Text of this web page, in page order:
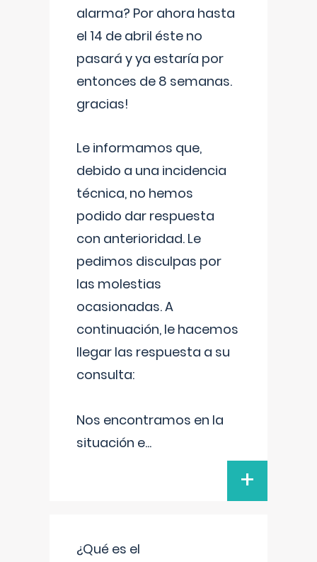
alarma? Por ahora hasta
el 14 de abril éste no
pasará y ya estaría por
entonces de 8 semanas.
gracias!
Le informamos que,
debido a una incidencia
técnica, no hemos
podido dar respuesta
con anterioridad. Le
pedimos disculpas por
las molestias
ocasionadas. A
continuación, le hacemos
llegar las respuesta a su
consulta:
Nos encontramos en la
situación e...
+
¿Qué es el